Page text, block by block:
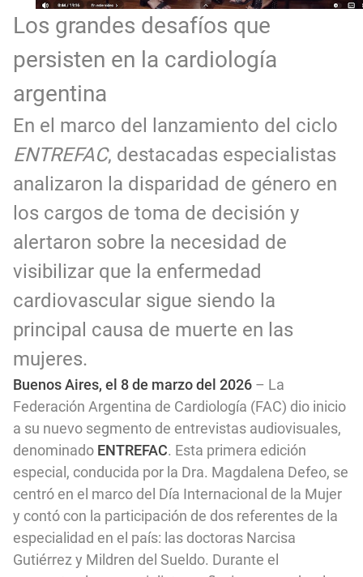
Los grandes desafíos que
persisten en la cardiología
argentina
En el marco del lanzamiento del ciclo
ENTREFAC, destacadas especialistas
analizaron la disparidad de género en
los cargos de toma de decisión y
alertaron sobre la necesidad de
visibilizar que la enfermedad
cardiovascular sigue siendo la
principal causa de muerte en las
mujeres.
Buenos Aires, el 8 de marzo del 2026 – La
Federación Argentina de Cardiología (FAC) dio inicio
a su nuevo segmento de entrevistas audiovisuales,
denominado ENTREFAC. Esta primera edición
especial, conducida por la Dra. Magdalena Defeo, se
centró en el marco del Día Internacional de la Mujer
y contó con la participación de dos referentes de la
especialidad en el país: las doctoras Narcisa
Gutiérrez y Mildren del Sueldo. Durante el